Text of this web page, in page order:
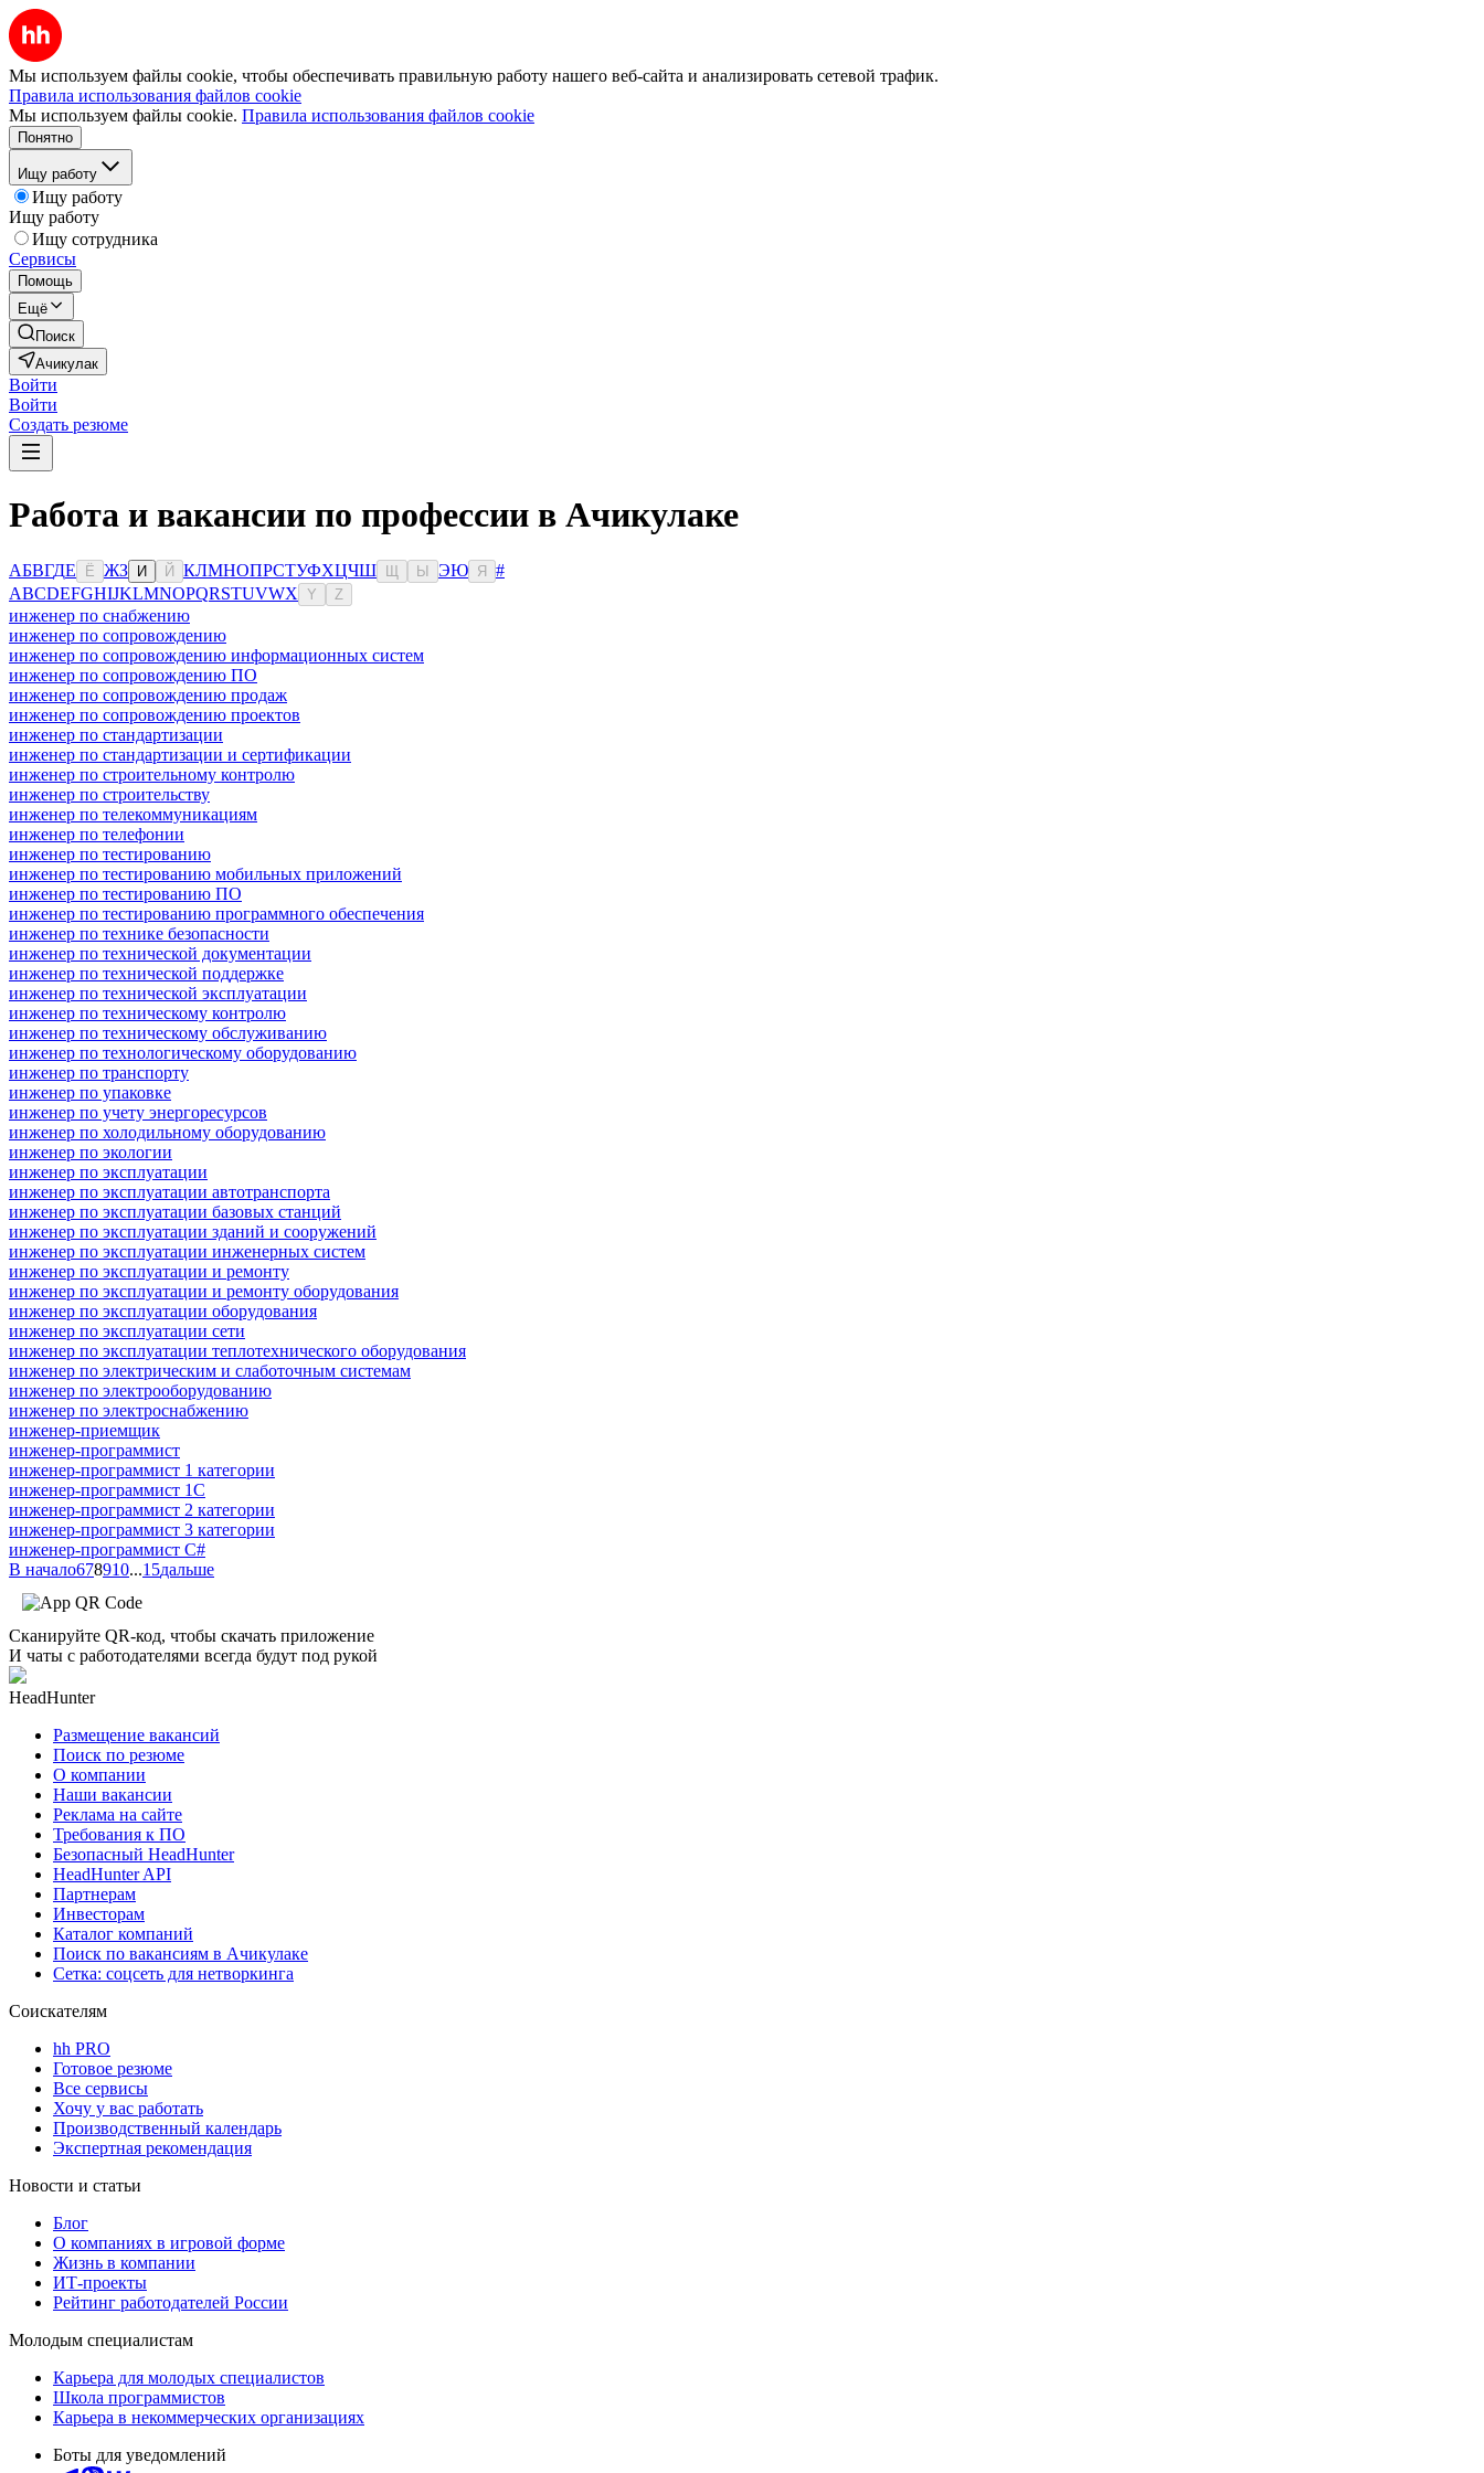
Мы используем файлы cookie, чтобы обеспечивать правильную работу нашего веб-сайта и анализировать сетевой трафик.
Правила использования файлов cookie
Мы используем файлы cookie. Правила использования файлов cookie
Понятно
Ищу работу
Ищу работу
Ищу работу
Ищу сотрудника
Сервисы
Помощь
Ещё
Поиск
Ачикулак
Войти
Войти
Создать резюме
Работа и вакансии по профессии в Ачикулаке
АБВГДЕ Ё ЖЗ И Й КЛМНОПРСТУФХЦЧШ Ы ЭЮ Я
#
ABCDEFGHIJKLMNOPQRSTUVWX Y Z
инженер по снабжению
инженер по сопровождению
инженер по сопровождению информационных систем
инженер по сопровождению ПО
инженер по сопровождению продаж
инженер по сопровождению проектов
инженер по стандартизации
инженер по стандартизации и сертификации
инженер по строительному контролю
инженер по строительству
инженер по телекоммуникациям
инженер по телефонии
инженер по тестированию
инженер по тестированию мобильных приложений
инженер по тестированию ПО
инженер по тестированию программного обеспечения
инженер по технике безопасности
инженер по технической документации
инженер по технической поддержке
инженер по технической эксплуатации
инженер по техническому контролю
инженер по техническому обслуживанию
инженер по технологическому оборудованию
инженер по транспорту
инженер по упаковке
инженер по учету энергоресурсов
инженер по холодильному оборудованию
инженер по экологии
инженер по эксплуатации
инженер по эксплуатации автотранспорта
инженер по эксплуатации базовых станций
инженер по эксплуатации зданий и сооружений
инженер по эксплуатации инженерных систем
инженер по эксплуатации и ремонту
инженер по эксплуатации и ремонту оборудования
инженер по эксплуатации оборудования
инженер по эксплуатации сети
инженер по эксплуатации теплотехнического оборудования
инженер по электрическим и слаботочным системам
инженер по электрооборудованию
инженер по электроснабжению
инженер-приемщик
инженер-программист
инженер-программист 1 категории
инженер-программист 1С
инженер-программист 2 категории
инженер-программист 3 категории
инженер-программист C#
В начало678910...15дальше
Сканируйте QR-код, чтобы скачать приложение
И чаты с работодателями всегда будут под рукой
HeadHunter
Размещение вакансий
Поиск по резюме
О компании
Наши вакансии
Реклама на сайте
Требования к ПО
Безопасный HeadHunter
HeadHunter API
Партнерам
Инвесторам
Каталог компаний
Поиск по вакансиям в Ачикулаке
Сетка: соцсеть для нетворкинга
Соискателям
hh PRO
Готовое резюме
Все сервисы
Хочу у вас работать
Производственный календарь
Экспертная рекомендация
Новости и статьи
Блог
О компаниях в игровой форме
Жизнь в компании
ИТ-проекты
Рейтинг работодателей России
Молодым специалистам
Карьера для молодых специалистов
Школа программистов
Карьера в некоммерческих организациях
Боты для уведомлений